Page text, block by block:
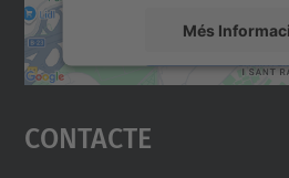
Més
Accepta
powered by
Contacte